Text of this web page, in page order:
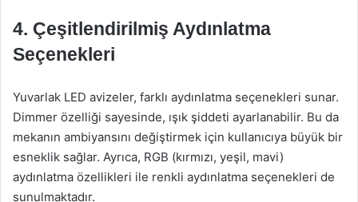
4. Çeşitlendirilmiş Aydınlatma
Seçenekleri
Yuvarlak LED avizeler, farklı aydınlatma seçenekleri sunar.
Dimmer özelliği sayesinde, ışık şiddeti ayarlanabilir. Bu da
mekanın ambiyansını değiştirmek için kullanıcıya büyük bir
esneklik sağlar. Ayrıca, RGB (kırmızı, yeşil, mavi)
aydınlatma özellikleri ile renkli aydınlatma seçenekleri de
sunulmaktadır.